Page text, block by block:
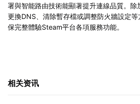
署與智能路由技術能顯著提升連線品質。除
更換DNS、清除暫存檔或調整防火牆設定
保完整體驗Steam平台各項服務功能。
相关资讯